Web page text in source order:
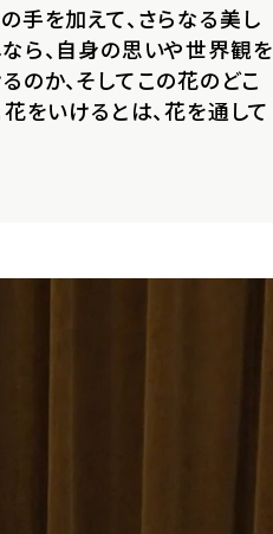
手を加えて、さらなる美し
ら、自身の思いや世界観を
のか、そしてこの花のどこ
をいけるとは、花を通して